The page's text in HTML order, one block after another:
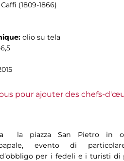
(1809-1866)
olio su tela
pour ajouter des chefs-
la piazza San Pietro in
evento di
per i fedeli e i turisti di